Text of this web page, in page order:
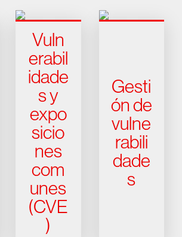
Vuln
erabil
idade
s y
expo
sicio
nes
com
unes
(CVE
)
Gesti
ón de
vulne
rabili
dade
s